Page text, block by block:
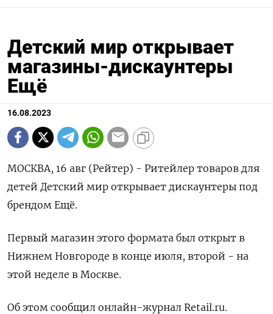
Детский мир открывает
магазины-дискаунтеры
Ещё
16.08.2023
МОСКВА, 16 авг (Рейтер) - Ритейлер товаров для
детей Детский мир открывает дискаунтеры под
брендом Ещё.
Первый магазин этого формата был открыт в
Нижнем Новгороде в конце июля, второй - на
этой неделе в Москве.
Об этом сообщил онлайн-журнал Retail.ru.